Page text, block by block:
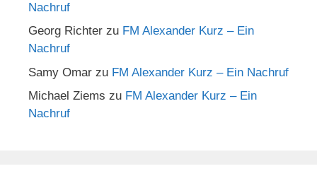
Nachruf
Georg Richter zu FM Alexander Kurz – Ein
Nachruf
Samy Omar zu FM Alexander Kurz – Ein Nachruf
Michael Ziems zu FM Alexander Kurz – Ein
Nachruf